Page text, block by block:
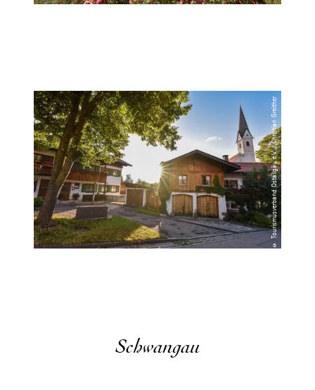
© Tourismusverband Ostallgäu e.V. / Christian Greither
Schwangau